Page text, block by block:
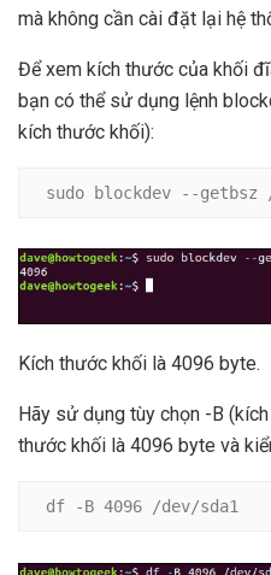
mà không cần cài đặt lại hệ
Để xem kích thước của khối
bạn có thể sử dụng lệnh
kích thước khối):
sudo blockdev --getbsz
Kích thước khối là 4096 byte.
Hãy sử dụng tùy chọn -B
thước khối là 4096 byte và
df -B 4096 /dev/sda1